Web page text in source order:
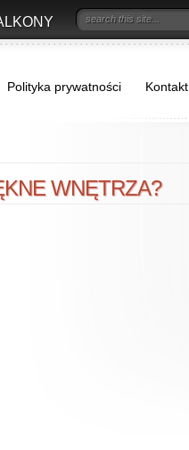
Polityka prywatności Kontakt
WNĘTRZA?